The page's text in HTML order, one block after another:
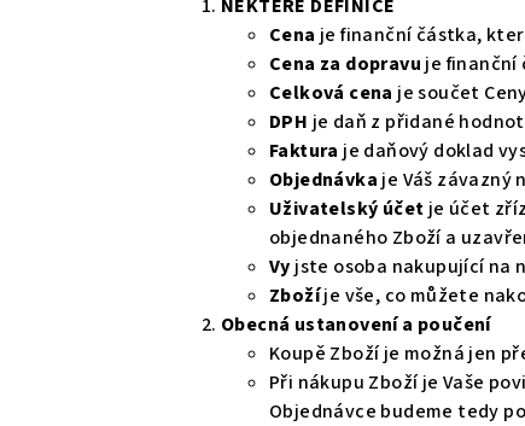
NĚKTERÉ DEFINICE
Cena je finanční částka,
Cena za dopravu je finanční
Celková cena je součet
DPH je daň z přidané
Faktura je daňový doklad
Objednávka je Váš závazný
Uživatelský účet je účet
objednaného Zboží a
Vy jste osoba nakupující na
Zbožíje vše, co můžete
Obecná ustanovení a poučení
Koupě Zboží je možná jen
Při nákupu Zboží je Vaše
Objednávce budeme tedy